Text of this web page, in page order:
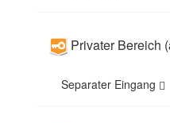
Privater Bereich
Separater Eingang